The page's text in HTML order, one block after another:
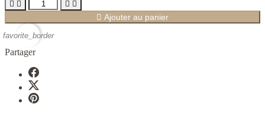
   
 Ajouter au panier
favorite_border
Partager